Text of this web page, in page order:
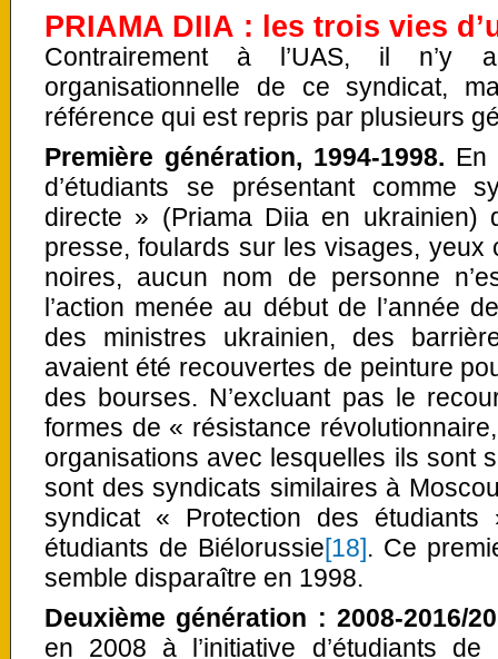
PRIAMA DIIA : les trois vies
Contrairement à l’UAS, il
organisationnelle de ce syndicat,
référence qui est repris par plusieurs
Première génération, 1994-1998. En
d’étudiants se présentant comme
directe » (Priama Diia en ukrainien)
presse, foulards sur les visages, yeux
noires, aucun nom de personne
l’action menée au début de l’année
des ministres ukrainien, des
avaient été recouvertes de peinture
des bourses. N’excluant pas le
formes de « résistance
organisations avec lesquelles ils sont
sont des syndicats similaires à
syndicat « Protection des
étudiants de Biélorussie[18]. Ce
semble disparaître en 1998.
Deuxième génération : 2008-2016/
en 2008 à l’initiative d’étudiants de